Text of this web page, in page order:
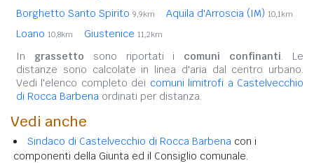
Borghetto Santo Spirito 9,9km Aquila d'Arroscia (IM) 10,1km
Loano 10,8km Giustenice 11,2km
In grassetto sono riportati i comuni confinanti. Le
distanze sono calcolate in linea d'aria dal centro urbano.
Vedi l'elenco completo dei comuni limitrofi a Castelvecchio
di Rocca Barbena ordinati per distanza.
Vedi anche
Sindaco di Castelvecchio di Rocca Barbena con i
componenti della Giunta ed il Consiglio comunale.